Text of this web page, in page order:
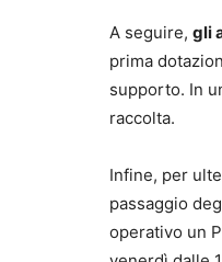
A seguire, gli
prima
supporto. In
raccolta.
Infine, per
passaggio
operativo un